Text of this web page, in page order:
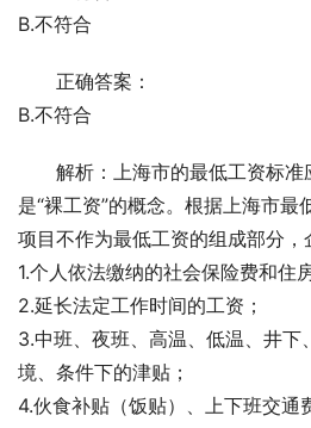
B.不符合
正确答案：
B.不符合
解析：上海市的最低工资标准
是“裸工资”的概念。根据上海市最
项目不作为最低工资的组成部分，
1.个人依法缴纳的社会保险费和住
2.延长法定工作时间的工资；
3.中班、夜班、高温、低温、井下
境、条件下的津贴；
4.伙食补贴（饭贴）、上下班交通